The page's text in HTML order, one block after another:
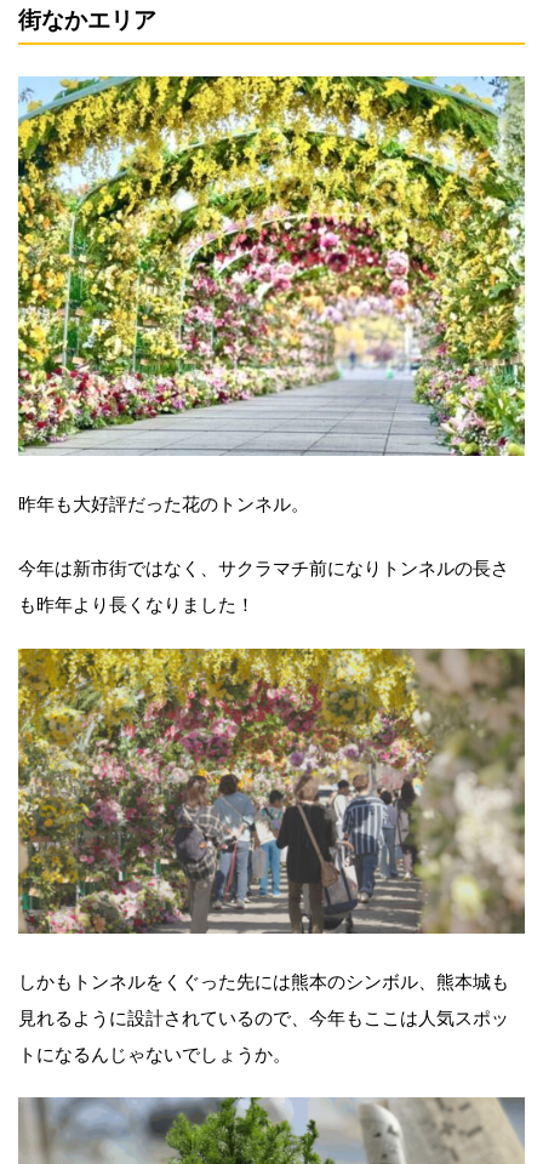
街なかエリア
昨年も大好評だった花のトンネル。
今年は新市街ではなく、サクラマチ前になりトンネルの長さ
も昨年より長くなりました！
しかもトンネルをくぐった先には熊本のシンボル、熊本城も
見れるように設計されているので、今年もここは人気スポッ
トになるんじゃないでしょうか。